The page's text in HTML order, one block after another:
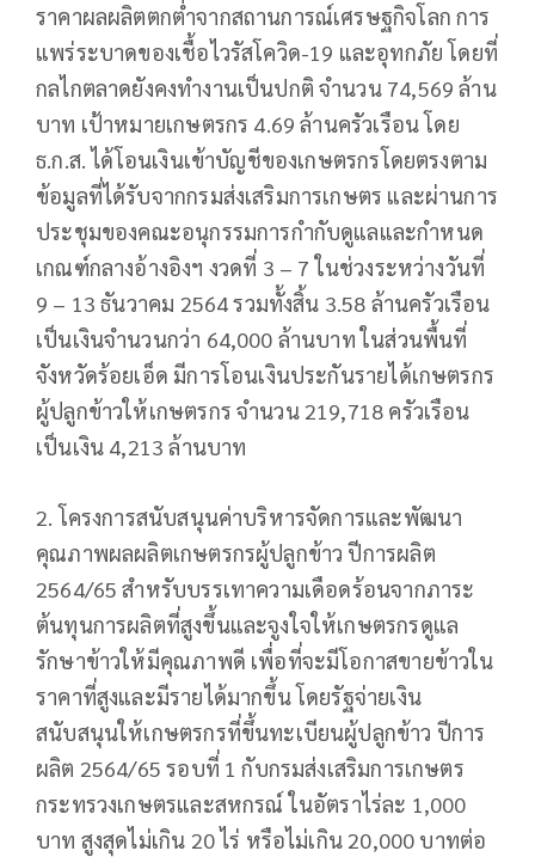
ราคาผลผลิตตกต่ำจากสถานการณ์เศรษฐกิจโลก การ
แพร่ระบาดของเชื้อไวรัสโควิด-19 และอุทกภัย โดยที่
กลไกตลาดยังคงทำงานเป็นปกติ จำนวน 74,569 ล้าน
บาท เป้าหมายเกษตรกร 4.69 ล้านครัวเรือน โดย
ธ.ก.ส. ได้โอนเงินเข้าบัญชีของเกษตรกรโดยตรงตาม
ข้อมูลที่ได้รับจากกรมส่งเสริมการเกษตร และผ่านการ
ประชุมของคณะอนุกรรมการกำกับดูแลและกำหนด
เกณฑ์กลางอ้างอิงฯ งวดที่ 3 – 7 ในช่วงระหว่างวันที่
9 – 13 ธันวาคม 2564 รวมทั้งสิ้น 3.58 ล้านครัวเรือน
เป็นเงินจำนวนกว่า 64,000 ล้านบาท ในส่วนพื้นที่
จังหวัดร้อยเอ็ด มีการโอนเงินประกันรายได้เกษตรกร
ผู้ปลูกข้าวให้เกษตรกร จำนวน 219,718 ครัวเรือน
เป็นเงิน 4,213 ล้านบาท
2. โครงการสนับสนุนค่าบริหารจัดการและพัฒนา
คุณภาพผลผลิตเกษตรกรผู้ปลูกข้าว ปีการผลิต
2564/65 สำหรับบรรเทาความเดือดร้อนจากภาระ
ต้นทุนการผลิตที่สูงขึ้นและจูงใจให้เกษตรกรดูแล
รักษาข้าวให้มีคุณภาพดี เพื่อที่จะมีโอกาสขายข้าวใน
ราคาที่สูงและมีรายได้มากขึ้น โดยรัฐจ่ายเงิน
สนับสนุนให้เกษตรกรที่ขึ้นทะเบียนผู้ปลูกข้าว ปีการ
ผลิต 2564/65 รอบที่ 1 กับกรมส่งเสริมการเกษตร
กระทรวงเกษตรและสหกรณ์ ในอัตราไร่ละ 1,000
บาท สูงสุดไม่เกิน 20 ไร่ หรือไม่เกิน 20,000 บาทต่อ